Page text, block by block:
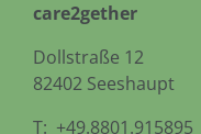
care2gether
Dollstraße 12
82402 Seeshaupt
T: +49.8801.915895